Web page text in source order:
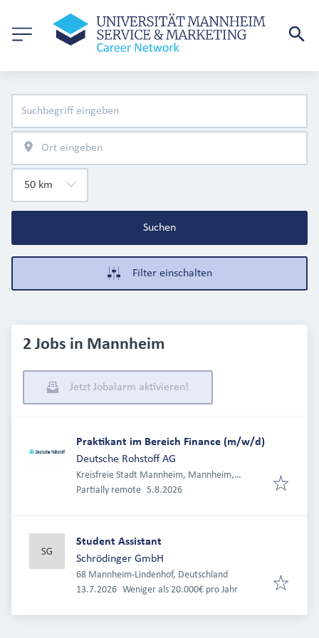
Suchen
Filter einschalten
2 Jobs in Mannheim
Jetzt Jobalarm aktivieren!
Praktikant im Bereich Finance (m/w/d)
Deutsche Rohstoff AG
Kreisfreie Stadt Mannheim, Mannheim,
Deutschland
Partially remote Veröffentlicht
5.8.2026
Student Assistant
Schrödinger GmbH
68 Mannheim-Lindenhof, Deutschland
Veröffentlicht:
13.7.2026 Weniger als 20.000€ pro Jahr